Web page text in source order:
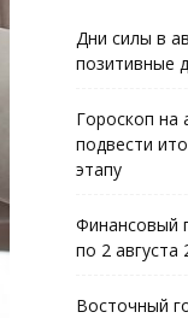
Дни силы в
позитивные
Гороскоп на
подвести
этапу
Финансовый
по 2 августа
Восточный